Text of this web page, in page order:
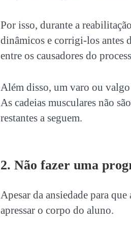
Por isso, durante a
dinâmicos e corrigi-los antes
entre os causadores do
Além disso, um varo ou
As cadeias musculares não
restantes a seguem.
2. Não fazer uma
Apesar da ansiedade para
apressar o corpo do aluno.